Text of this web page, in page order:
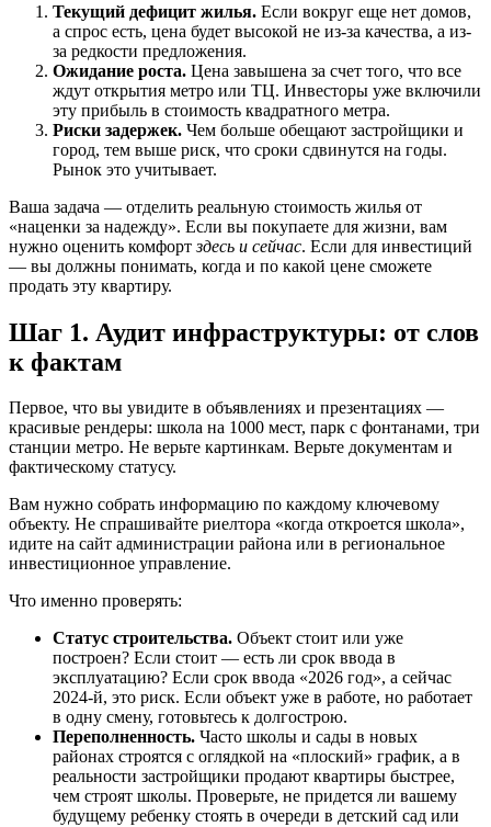
Текущий дефицит жилья. Если вокруг еще нет домов,
а спрос есть, цена будет высокой не из-за качества, а из-
за редкости предложения.
Ожидание роста. Цена завышена за счет того, что все
ждут открытия метро или ТЦ. Инвесторы уже включили
эту прибыль в стоимость квадратного метра.
Риски задержек. Чем больше обещают застройщики и
город, тем выше риск, что сроки сдвинутся на годы.
Рынок это учитывает.
Ваша задача — отделить реальную стоимость жилья от
«наценки за надежду». Если вы покупаете для жизни, вам
нужно оценить комфортздесь и сейчас. Если для инвестиций
— вы должны понимать, когда и по какой цене сможете
продать эту квартиру.
Шаг 1. Аудит инфраструктуры: от слов
к фактам
Первое, что вы увидите в объявлениях и презентациях —
красивые рендеры: школа на 1000 мест, парк с фонтанами, три
станции метро. Не верьте картинкам. Верьте документам и
фактическому статусу.
Вам нужно собрать информацию по каждому ключевому
объекту. Не спрашивайте риелтора «когда откроется школа»,
идите на сайт администрации района или в региональное
инвестиционное управление.
Что именно проверять:
Статус строительства. Объект стоит или уже
построен? Если стоит — есть ли срок ввода в
эксплуатацию? Если срок ввода «2026 год», а сейчас
2024-й, это риск. Если объект уже в работе, но работает
в одну смену, готовьтесь к долгострою.
Переполненность. Часто школы и сады в новых
районах строятся с оглядкой на «плоский» график, а в
реальности застройщики продают квартиры быстрее,
чем строят школы. Проверьте, не придется ли вашему
будущему ребенку стоять в очереди в детский сад или